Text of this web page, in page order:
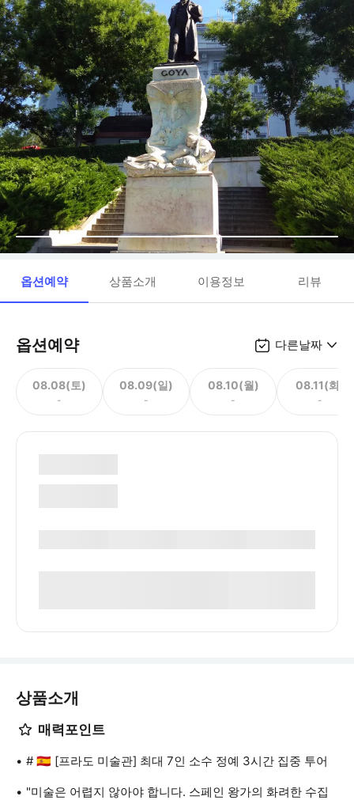
옵션예약 상품소개 이용정보 리뷰
옵션예약 다른날짜
08.08(토)
-
08.09(일)
-
08.10(월)
-
08.11(화)
-
상품소개
매력포인트
# 🇪🇸 [프라도 미술관] 최대 7인 소수 정예 3시간 집중 투어
"미술은 어렵지 않아야 합니다. 스페인 왕가의 화려한 수집